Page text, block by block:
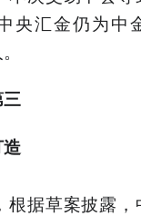
央汇金仍为中
根据草案披露